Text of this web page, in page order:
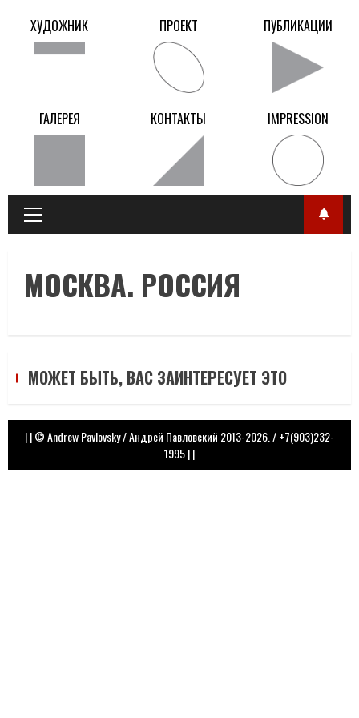
ХУДОЖНИК ПРОЕКТ ПУБЛИКАЦИИ
ГАЛЕРЕЯ КОНТАКТЫ IMPRESSION
Главное
меню
МОСКВА. РОССИЯ
МОЖЕТ БЫТЬ, ВАС ЗАИНТЕРЕСУЕТ ЭТО
| | © Andrew Pavlovsky / Андрей Павловский 2013-2026. / +7(903)232-
1995||